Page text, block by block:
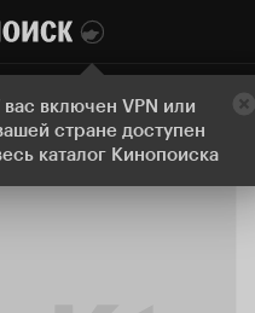
вас включен VPN или
стране доступен
каталог Кинопоиска
Онлайн-кинотеатр